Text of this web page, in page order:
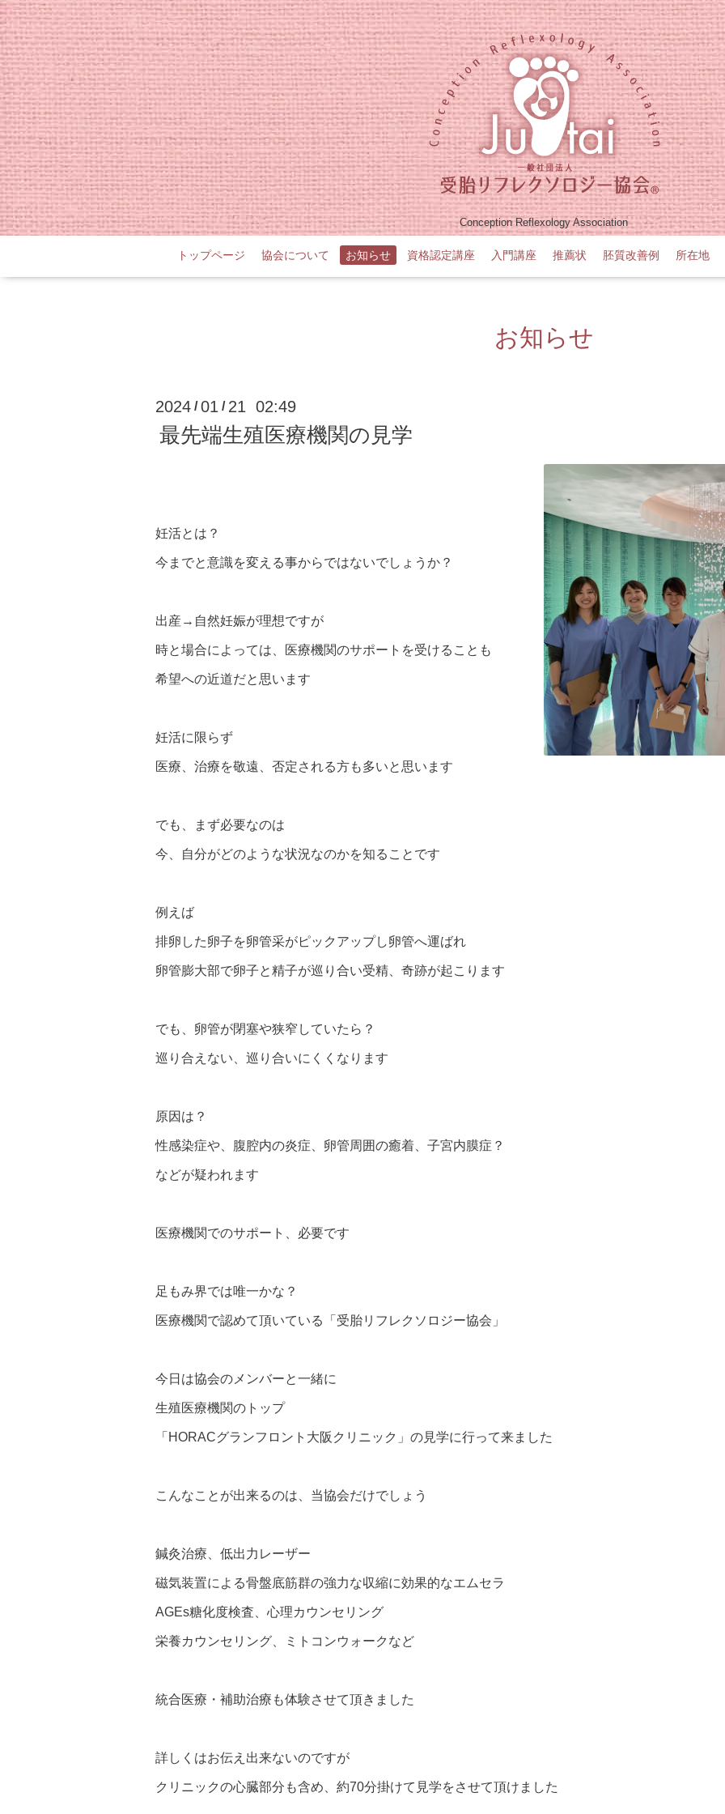
Conception Reflexology Association
トップページ 協会について お知らせ 資格認定講座 入門講座 推薦状 胚質改善例 所在地
お知らせ
2024 /01 / 21 02:49
最先端生殖医療機関の見学
妊活とは？
今までと意識を変える事からではないでしょうか？
出産→自然妊娠が理想ですが
時と場合によっては、医療機関のサポートを受けることも
希望への近道だと思います
妊活に限らず
医療、治療を敬遠、否定される方も多いと思います
でも、まず必要なのは
今、自分がどのような状況なのかを知ることです
例えば
排卵した卵子を卵管采がピックアップし卵管へ運ばれ
卵管膨大部で卵子と精子が巡り合い受精、奇跡が起こります
でも、卵管が閉塞や狭窄していたら？
巡り合えない、巡り合いにくくなります
原因は？
性感染症や、腹腔内の炎症、卵管周囲の癒着、子宮内膜症？
などが疑われます
医療機関でのサポート、必要です
足もみ界では唯一かな？
医療機関で認めて頂いている「受胎リフレクソロジー協会」
今日は協会のメンバーと一緒に
生殖医療機関のトップ
「HORACグランフロント大阪クリニック」の見学に行って来ました
こんなことが出来るのは、当協会だけでしょう
鍼灸治療、低出力レーザー
磁気装置による骨盤底筋群の強力な収縮に効果的なエムセラ
AGEs糖化度検査、心理カウンセリング
栄養カウンセリング、ミトコンウォークなど
統合医療・補助治療も体験させて頂きました
詳しくはお伝え出来ないのですが
クリニックの心臓部分も含め、約70分掛けて見学をさせて頂けました